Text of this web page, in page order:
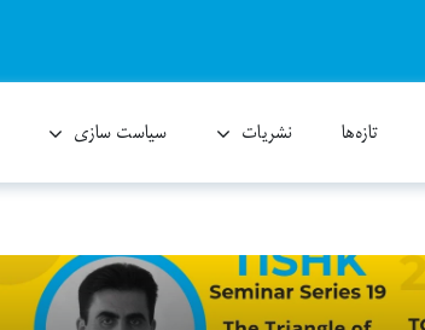
تازەها نشریات سیاست سازی